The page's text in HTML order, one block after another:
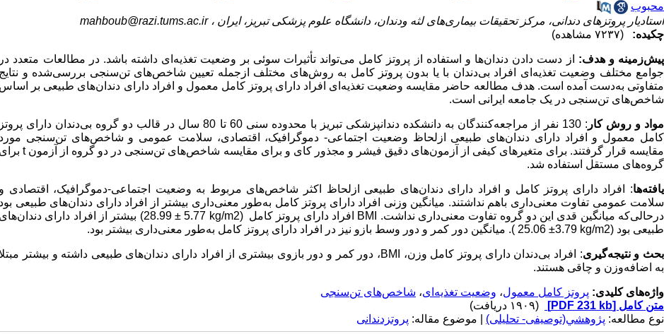
محبوب
استادیار پروتزهای دندانی، مرکز تحقیقات بیماری‌های لثه ودندان، دانشگاه علوم پزشکی تبریز، ایران ،mahboub@razi.tums.ac.ir
چکیده:
(۷۲۳۷ مشاهده)
پیش‌زمینه و هدف: از دست دادن دندان‌ها و استفاده از پروتز کامل می‌تواند تأثیرات سوئی بر وضعیت تغذیه‌ای داشته باشد. در مطالعات متعدد در
جوامع مختلف وضعیت تغذیه‌ای افراد بی‌دندان با یا بدون پروتز کامل به روش‌های مختلف ازجمله تعیین شاخص‌های تن‌سنجی بررسی‌شده و نتایج
متفاوتی به‌دست آمده است. هدف مطالعه حاضر مقایسه وضعیت تغذیه‌ای افراد دارای پروتز کامل معمول و افراد دارای دندان‌های طبیعی بر اساس
شاخص‌های تن‌سنجی در یک جامعه ایرانی است.
مواد و روش‌ کار
: 130 نفر از مراجعه‌کنندگان به دانشکده دندانپزشکی تبریز با محدوده سنی 60 تا 80 سال در قالب دو گروه بی‌دندان دارای پروتز
کامل معمول و افراد دارای دندان‌های طبیعی ازلحاظ وضعیت اجتماعی- دموگرافیک، اقتصادی، سلامت عمومی و شاخص‌های تن‌سنجی مورد
مقایسه قرار گرفتند. برای متغیرهای کیفی از آزمون‌های دقیق فیشر و مجذور کای و برای مقایسه شاخص‌های تن‌سنجی در دو گروه از آزمونtبرای
گروه‌های مستقل استفاده شد.
یافته‌ها: افراد دارای پروتز کامل و افراد دارای دندان‌های طبیعی ازلحاظ اکثر شاخص‌های مربوط به وضعیت اجتماعی-دموگرافیک، اقتصادی و
سلامت عمومی تفاوت معنی‌داری باهم نداشتند. میانگین وزنی افراد دارای پروتز کامل به‌طور معنی‌داری بیشتر از افراد دارای دندان‌های طبیعی بود
درحالی‌که میانگین قدی این دو گروه تفاوت معنی‌داری نداشت.
BMI افراد دارای پروتز کامل (28.99 ± 5.77 kg/m2) بیشتر از افراد دارای دندان‌های
طبیعی بود (( 25.06 ±3.79 kg/m2. میانگین دور کمر و دور وسط بازو نیز در افراد دارای پروتز کامل به‌طور معنی‌داری بیشتر بود.
بحث و نتیجه‌گیری: افراد بی‌دندان دارای پروتز کامل وزن، BMI، دور کمر و دور بازوی بیشتری از افراد دارای دندان‌های طبیعی داشته و بیشتر
به اضافه‌وزن و چاقی هستند.
واژه‌های کلیدی: پروتز کامل معمول، وضعیت تغذیه‌ای، شاخص‌های تن‌سنجی
متن کامل [PDF 231 kb]
(۱۹۰۹ دریافت)
نوع مطالعه: پژوهشي(توصیفی- تحلیلی) | موضوع مقاله: پروتزدندانی